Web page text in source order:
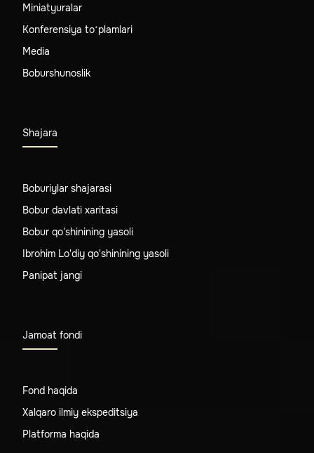
Miniatyuralar
Konferensiya to‘plamlari
Media
Boburshunoslik
Shajara
Boburiylar shajarasi
Bobur davlati xaritasi
Bobur qo'shinining yasoli
Ibrohim Lo'diy qo'shinining yasoli
Panipat jangi
Jamoat fondi
Fond haqida
Xalqaro ilmiy ekspeditsiya
Platforma haqida